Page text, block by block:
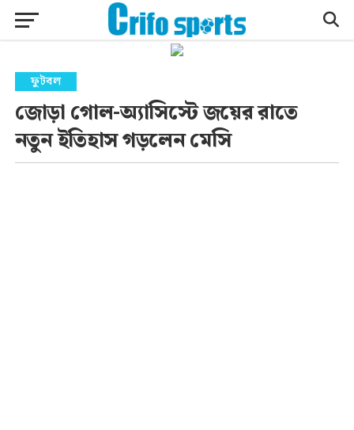
ফুটবল
জোড়া গোল-অ্যাসিস্টে জয়ের রাতে
নতুন ইতিহাস গড়লেন মেসি